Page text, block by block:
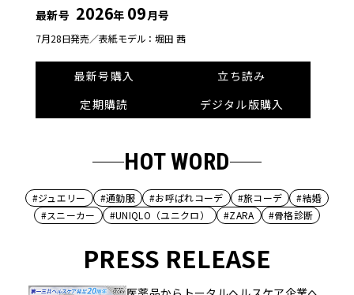
最新号 2026年 09月号
7月28日発売／表紙モデル：堀田 茜
最新号購入
立ち読み
定期購読
デジタル版購入
HOT WORD
#ジュエリー #通勤服 #お呼ばれコーデ #旅コーデ
#結婚
#スニーカー
#UNIQLO（ユニクロ） #ZARA #骨格診断
PRESS RELEASE